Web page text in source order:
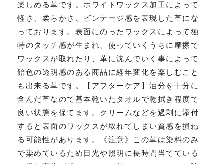
楽しめる革です。ホワイトワックス加工によって
軽さ、柔らかさ、ビンテージ感を表現した革にな
っております。表面にのったワックスによって独
特のタッチ感が生まれ、使っていくうちに摩擦で
ワックスが取れたり、革に沈んでいく事によって
飴色の透明感のある商品に経年変化を楽しむこと
も出来る革です。【アフターケア】油分を十分に
含んだ革なので基本乾いたタオルで乾拭き程度で
良い状態を保てます。クリームなどを過剰に添付
すると表面のワックスが取れてしまい質感を損ね
る可能性があります。《注意》この革は染料のみ
で染めているため日光や照明に長時間当てている